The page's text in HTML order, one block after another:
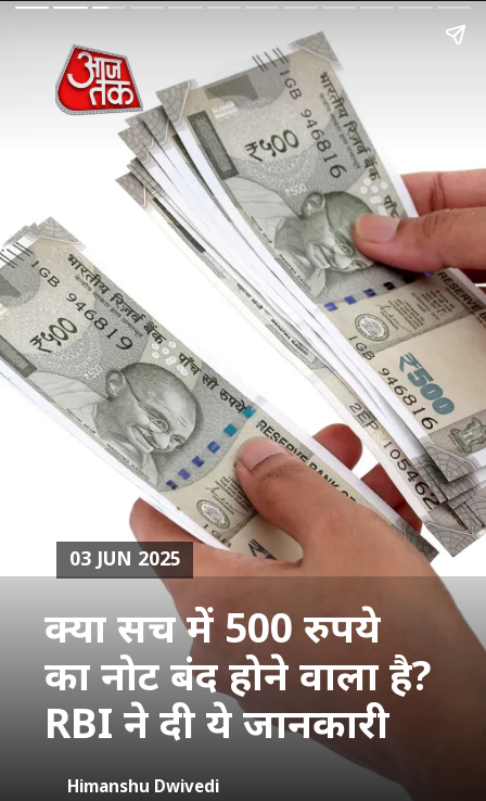
क्‍या सच में 500 रुपये
का नोट बंद होने वाला है?
RBI ने दी ये जानकारी
03 JUN 2025
Himanshu Dwivedi